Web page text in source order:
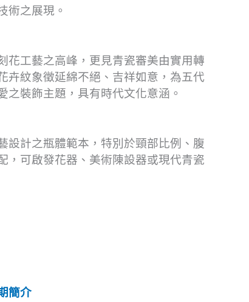
術之展現。
花工藝之高峰，更見青瓷審美由實用轉
卉紋象徵延綿不絕、吉祥如意，為五代
之裝飾主題，具有時代文化意涵。
設計之瓶體範本，特別於頸部比例、腹
，可啟發花器、美術陳設器或現代青瓷
簡介